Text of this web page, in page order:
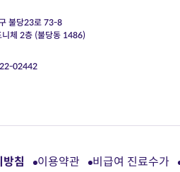
불당23로 73-8
니체 2층 (불당동 1486)
02442
침 이용약관 비급여 진료수가